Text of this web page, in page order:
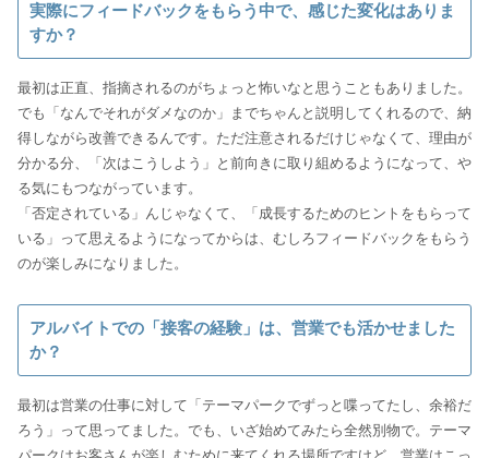
実際にフィードバックをもらう中で、感じた変化はありま
すか？
最初は正直、指摘されるのがちょっと怖いなと思うこともありました。
でも「なんでそれがダメなのか」までちゃんと説明してくれるので、納
得しながら改善できるんです。ただ注意されるだけじゃなくて、理由が
分かる分、「次はこうしよう」と前向きに取り組めるようになって、や
る気にもつながっています。
「否定されている」んじゃなくて、「成長するためのヒントをもらって
いる」って思えるようになってからは、むしろフィードバックをもらう
のが楽しみになりました。
アルバイトでの「接客の経験」は、営業でも活かせました
か？
最初は営業の仕事に対して「テーマパークでずっと喋ってたし、余裕だ
ろう」って思ってました。でも、いざ始めてみたら全然別物で。テーマ